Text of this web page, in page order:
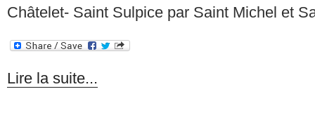
Châtelet- Saint Sulpice par Saint Michel et
Lire la suite...